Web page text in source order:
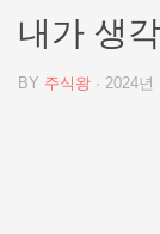
내가 생
BY 주식왕 · 2024년